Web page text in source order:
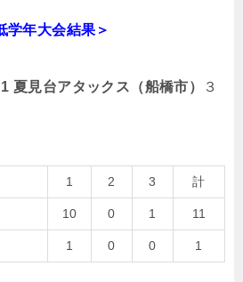
学年大会結果 ＞
夏見台アタックス（船橋市）
３
1 2 3 計
10 0 1 11
1 0 0 1